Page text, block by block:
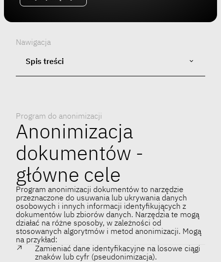
Program do anonimizacji
Anonimizacja
dokumentów -
główne cele
Program anonimizacji dokumentów to narzędzie
przeznaczone do usuwania lub ukrywania danych
osobowych i innych informacji identyfikujących z
dokumentów lub zbiorów danych. Narzędzia te mogą
działać na różne sposoby, w zależności od
stosowanych algorytmów i metod anonimizacji. Mogą
na przykład:
Zamieniać dane identyfikacyjne na losowe ciągi
znaków lub cyfr (pseudonimizacja).
Nawigacja
Spis treści